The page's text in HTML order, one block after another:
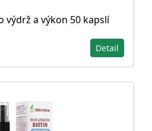
výdrž a výkon 50 kapslí
Detail